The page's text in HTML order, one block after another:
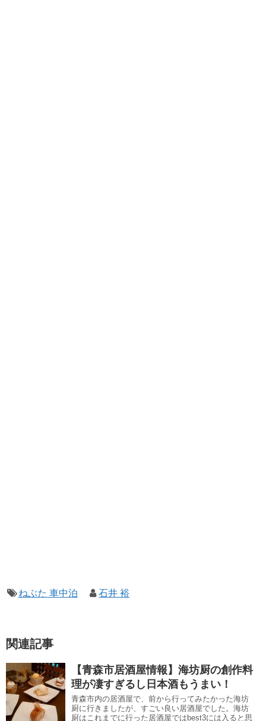
ねぶた 車中泊 石井 裕
関連記事
【青森市居酒屋情報】海坊厨の創作料
理が凄すぎるし日本酒もうまい！
青森市内の居酒屋で、前から行ってみたかった海坊
厨に行きましたが、すごい良い居酒屋でした。海坊
厨はこれまでに行った居酒屋ではbest3には入ると思